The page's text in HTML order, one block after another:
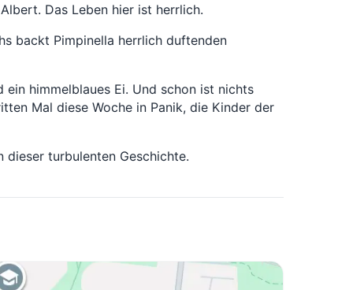
Das Leben hier ist herrlich.
backt Pimpinella herrlich duftenden
himmelblaues Ei. Und schon ist nichts
Mal diese Woche in Panik, die Kinder der
dieser turbulenten Geschichte.